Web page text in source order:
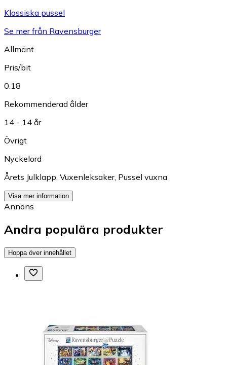
Klassiska pussel
Se mer från Ravensburger
Allmänt
Pris/bit
0.18
Rekommenderad ålder
14 - 14 år
Övrigt
Nyckelord
Årets Julklapp Vuxenleksaker, Pussel vuxna
Visa mer information
Annons
Andra populära produkter
Hoppa över innehållet